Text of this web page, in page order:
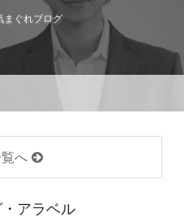
まぐれブログ
へ
アラベル